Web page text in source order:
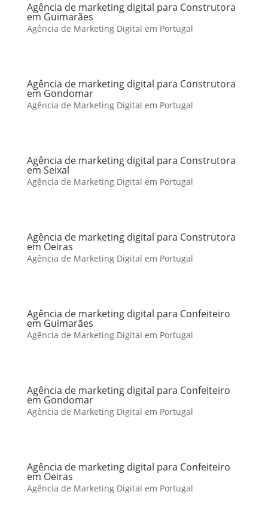
Agência de marketing digital para Construtora
em Guimarães
Agência de Marketing Digital em Portugal
Agência de marketing digital para Construtora
em Gondomar
Agência de Marketing Digital em Portugal
Agência de marketing digital para Construtora
em Seixal
Agência de Marketing Digital em Portugal
Agência de marketing digital para Construtora
em Oeiras
Agência de Marketing Digital em Portugal
Agência de marketing digital para Confeiteiro
em Guimarães
Agência de Marketing Digital em Portugal
Agência de marketing digital para Confeiteiro
em Gondomar
Agência de Marketing Digital em Portugal
Agência de marketing digital para Confeiteiro
em Oeiras
Agência de Marketing Digital em Portugal